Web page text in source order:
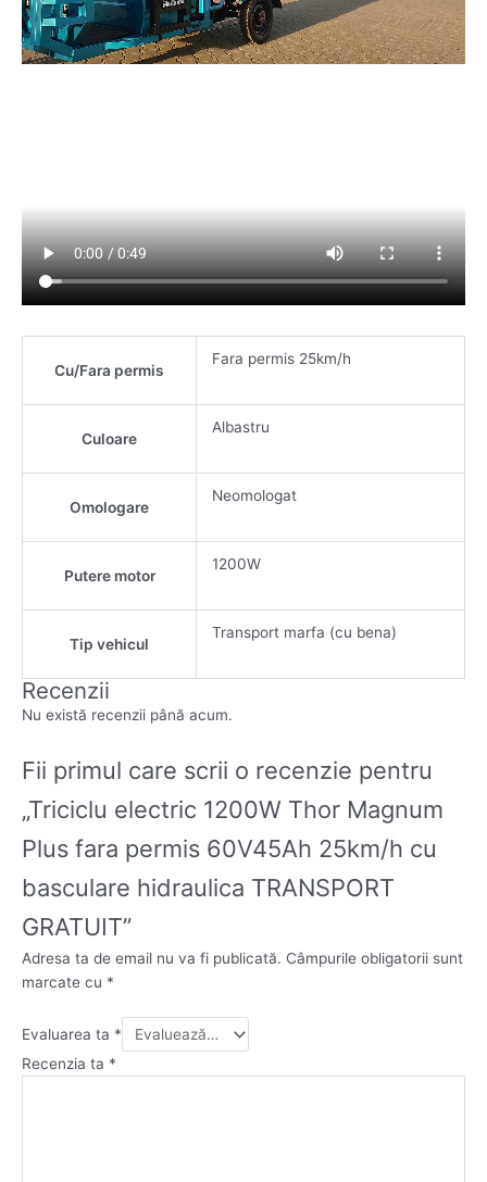
Cu/Fara permis
Fara permis 25km/h
Culoare
Albastru
Omologare
Neomologat
Putere motor
1200W
Tip vehicul
Transport marfa (cu bena)
Recenzii
Nu există recenzii până acum.
Fii primul care scrii o recenzie pentru
„Triciclu electric 1200W Thor Magnum
Plus fara permis 60V45Ah 25km/h cu
basculare hidraulica TRANSPORT
GRATUIT”
Adresa ta de email nu va fi publicată. Câmpurile obligatorii sunt
marcate cu *
Evaluarea ta *
Recenzia ta *